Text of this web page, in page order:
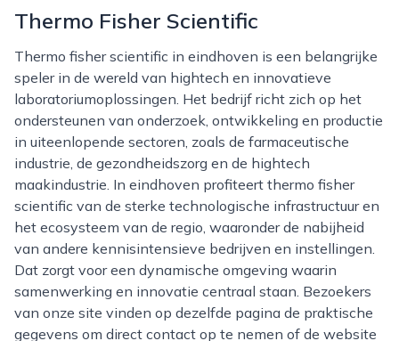
Thermo Fisher Scientific
Thermo fisher scientific in eindhoven is een belangrijke
speler in de wereld van hightech en innovatieve
laboratoriumoplossingen. Het bedrijf richt zich op het
ondersteunen van onderzoek, ontwikkeling en productie
in uiteenlopende sectoren, zoals de farmaceutische
industrie, de gezondheidszorg en de hightech
maakindustrie. In eindhoven profiteert thermo fisher
scientific van de sterke technologische infrastructuur en
het ecosysteem van de regio, waaronder de nabijheid
van andere kennisintensieve bedrijven en instellingen.
Dat zorgt voor een dynamische omgeving waarin
samenwerking en innovatie centraal staan. Bezoekers
van onze site vinden op dezelfde pagina de praktische
gegevens om direct contact op te nemen of de website